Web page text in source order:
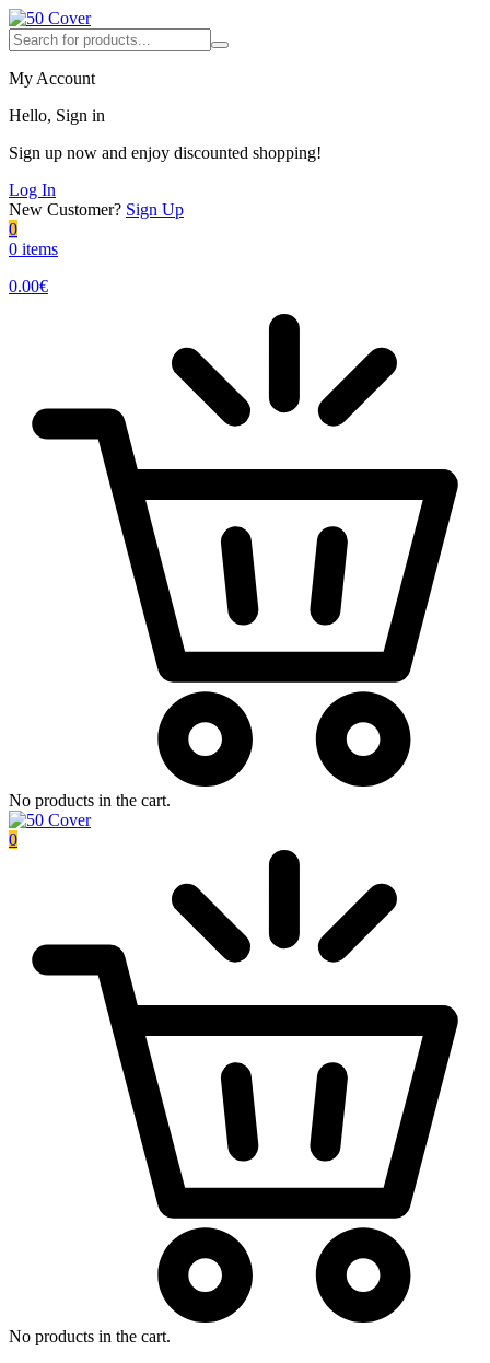
My Account
Hello, Sign in
Sign up now and enjoy discounted shopping!
Log In
New Customer? Sign Up
0
0 items
0.00€
No products in the cart.
0
No products in the cart.